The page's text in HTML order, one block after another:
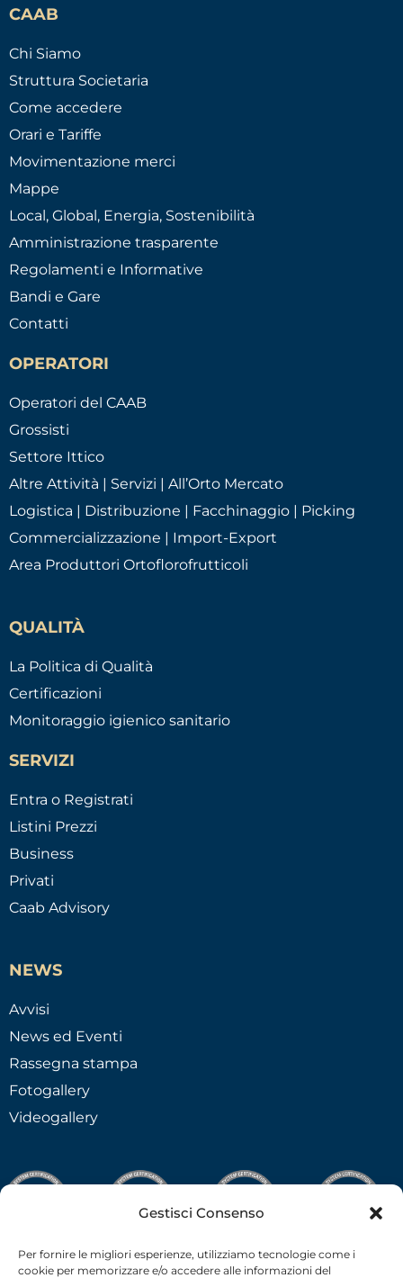
Gestisci Consenso
Per fornire le migliori esperienze, utilizziamo tecnologie come i
cookie per memorizzare e/o accedere alle informazioni del
CAAB
Chi Siamo
Struttura Societaria
Come accedere
Orari e Tariffe
Movimentazione merci
Mappe
Local, Global, Energia, Sostenibilità
Amministrazione trasparente
Regolamenti e Informative
Bandi e Gare
Contatti
OPERATORI
Operatori del CAAB
Grossisti
Settore Ittico
Altre Attività | Servizi | All’Orto Mercato
Logistica | Distribuzione | Facchinaggio | Picking
Commercializzazione | Import-Export
Area Produttori Ortoflorofrutticoli
QUALITÀ
La Politica di Qualità
Certificazioni
Monitoraggio igienico sanitario
SERVIZI
Entra o Registrati
Listini Prezzi
Business
Privati
Caab Advisory
NEWS
Avvisi
News ed Eventi
Rassegna stampa
Fotogallery
Videogallery